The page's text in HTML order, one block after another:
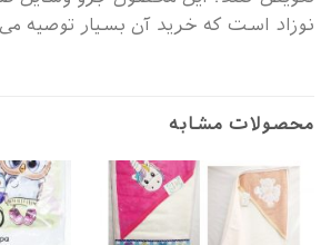
نوزاد است که خرید آن بسیار توصیه
محصولات مشابه